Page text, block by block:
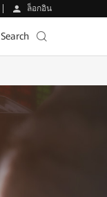
ล็อกอิน
Search